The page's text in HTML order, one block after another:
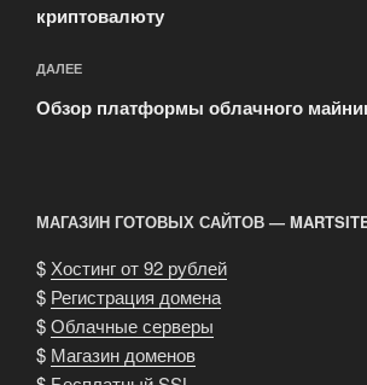
криптовалюту
Следующая
запись
ДАЛЕЕ
Обзор платформы облачного
МАГАЗИН ГОТОВЫХ САЙТОВ —
$Хостинг от 92 рублей
$ Регистрация домена
$Облачные серверы
$ Магазин доменов